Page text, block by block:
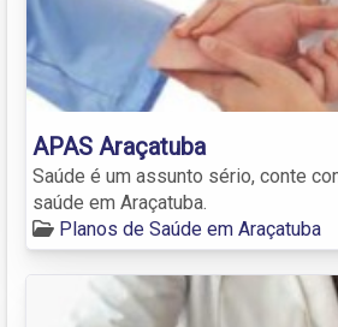
APAS Araçatuba
Saúde é um assunto sério, conte
saúde em Araçatuba.
Planos de Saúde em Araçatuba